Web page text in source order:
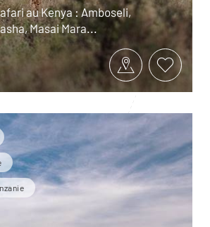
au Kenya : Amboseli,
Masai Mara...